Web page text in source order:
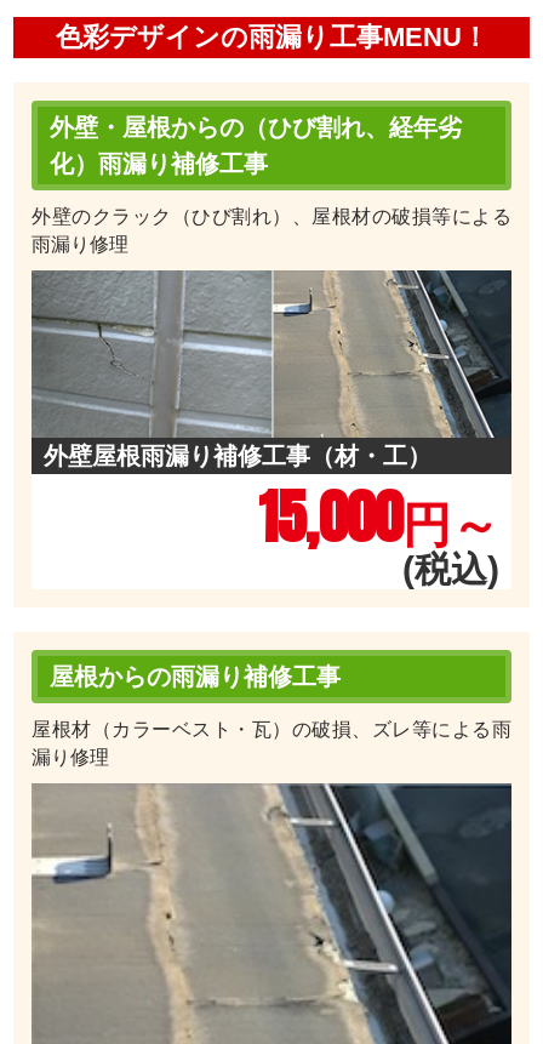
色彩デザインの雨漏り工事MENU！
外壁・屋根からの（ひび割れ、経年劣
化）雨漏り補修工事
外壁のクラック（ひび割れ）、屋根材の破損等による
雨漏り修理
外壁屋根雨漏り補修工事（材・工）
15,000円～
(税込)
屋根からの雨漏り補修工事
屋根材（カラーベスト・瓦）の破損、ズレ等による雨
漏り修理